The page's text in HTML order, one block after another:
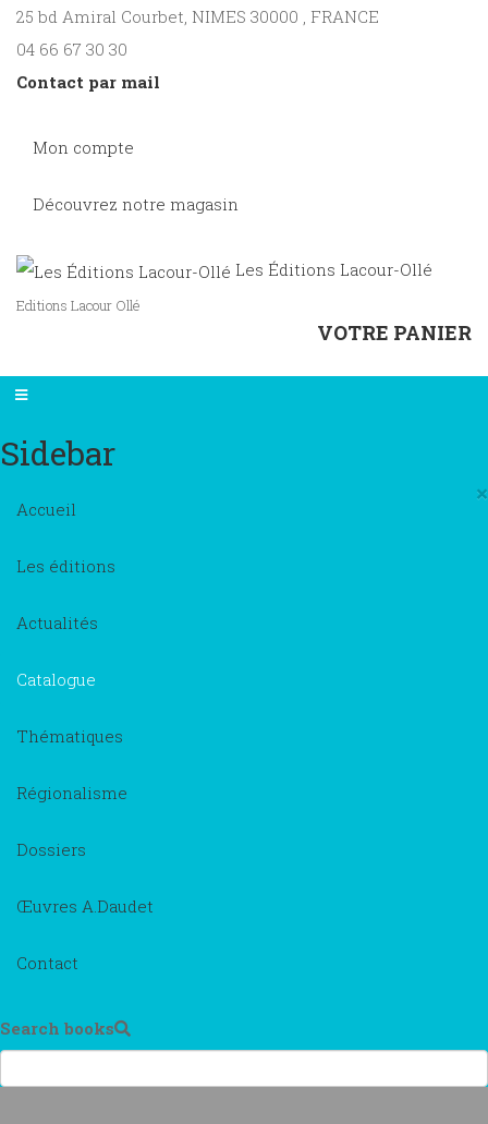
25 bd Amiral Courbet, NIMES 30000 , FRANCE
04 66 67 30 30
Contact par mail
Mon compte
Découvrez notre magasin
Les Éditions Lacour-Ollé
Editions Lacour Ollé
VOTRE PANIER
Sidebar
×
Accueil
Les éditions
Actualités
Catalogue
Thématiques
Régionalisme
Dossiers
Œuvres A.Daudet
Contact
Search books